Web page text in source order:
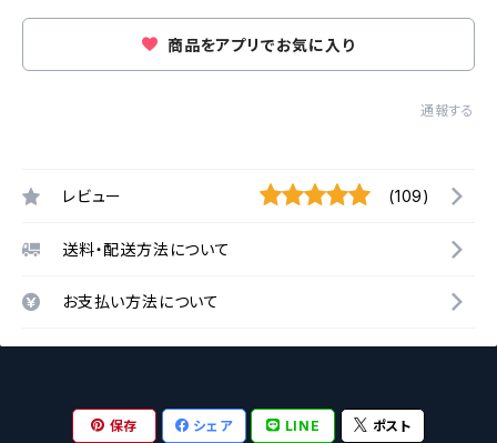
商品をアプリでお気に入り
通報する
レビュー (109)
送料・配送方法について
お支払い方法について
保存 シェア LINE ポスト